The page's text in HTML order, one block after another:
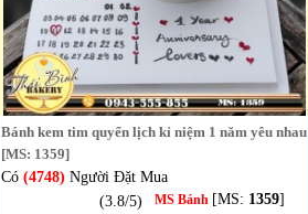
Bánh kem tim quyển lịch kỉ niệm 1 năm yêu nhau
[MS: 1359]
Có (4748) Người Đặt Mua
(3.8/5)
MS Bánh [MS: 1359]